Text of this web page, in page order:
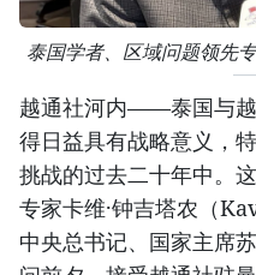
泰国学者、区域问题领先
越通社河内——泰国与
得日益具有战略意义，
挑战的过去二十年中。
专家卡维·钟吉塔农（
中央总书记、国家主席